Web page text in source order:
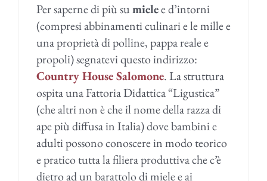
Per saperne di più sumielee d’intorni
(compresi abbinamenti culinari e le mille e
una proprietà di polline, pappa reale e
propoli) segnatevi questo indirizzo:
Country House Salomone. La struttura
ospita una Fattoria Didattica “Ligustica”
(che altri non è che il nome della razza di
ape più diffusa in Italia) dove bambini e
adulti possono conoscere in modo teorico
e pratico tutta la filiera produttiva che c’è
dietro ad un barattolo di miele e ai